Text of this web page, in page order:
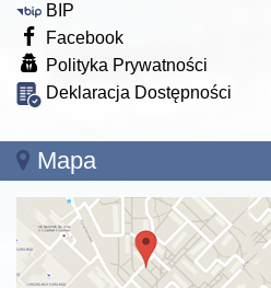
BIP
Facebook
Polityka Prywatności
Deklaracja Dostępności
Mapa